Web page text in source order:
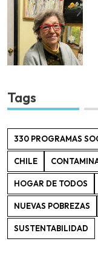
Tags
330 PROGRAMAS
CHILE
HOGAR DE TODOS
NUEVAS POBREZAS
SUSTENTABILIDAD